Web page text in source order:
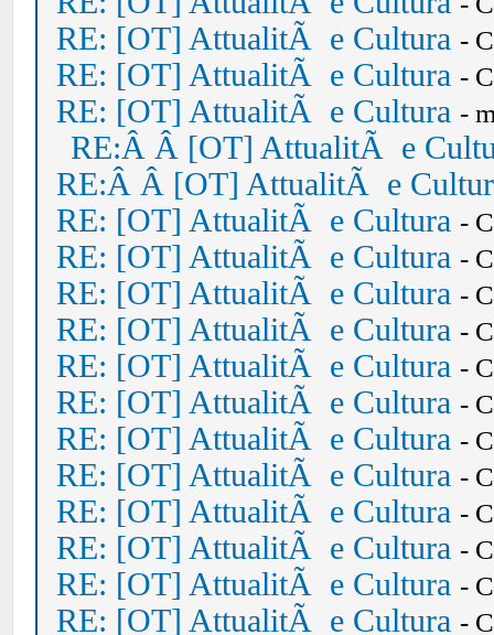
RE: [OT] AttualitÃ e Cultura -
RE: [OT] AttualitÃ e Cultura -
RE: [OT] AttualitÃ e Cultura -
RE:Â Â [OT] AttualitÃ e
RE:Â Â [OT] AttualitÃ e
RE: [OT] AttualitÃ e Cultura -
RE: [OT] AttualitÃ e Cultura -
RE: [OT] AttualitÃ e Cultura -
RE: [OT] AttualitÃ e Cultura -
RE: [OT] AttualitÃ e Cultura -
RE: [OT] AttualitÃ e Cultura -
RE: [OT] AttualitÃ e Cultura -
RE: [OT] AttualitÃ e Cultura -
RE: [OT] AttualitÃ e Cultura -
RE: [OT] AttualitÃ e Cultura -
RE: [OT] AttualitÃ e Cultura -
RE: [OT] AttualitÃ e Cultura -